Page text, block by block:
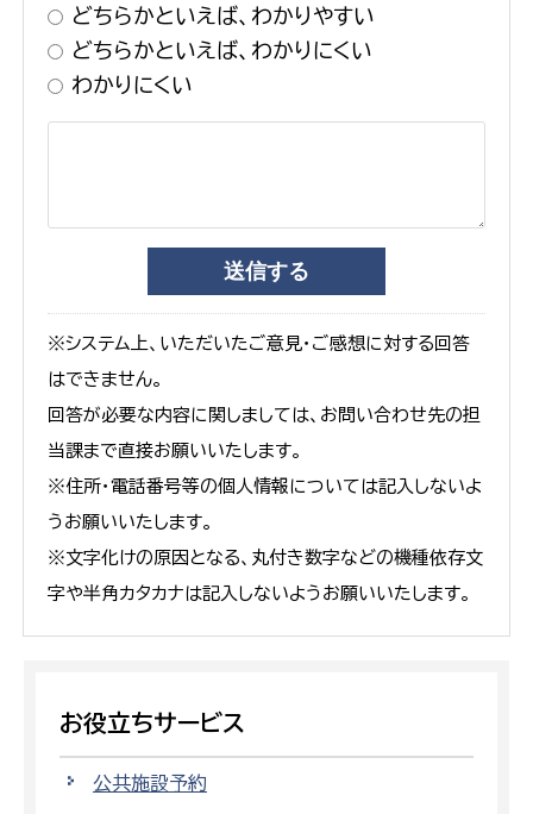
どちらかといえば、わかりやすい
どちらかといえば、わかりにくい
わかりにくい
※システム上、いただいたご意見・ご感想に対する回答
はできません。
回答が必要な内容に関しましては、お問い合わせ先の担
当課まで直接お願いいたします。
※住所・電話番号等の個人情報については記入しないよ
うお願いいたします。
※文字化けの原因となる、丸付き数字などの機種依存文
字や半角カタカナは記入しないようお願いいたします。
お役立ちサービス
公共施設予約